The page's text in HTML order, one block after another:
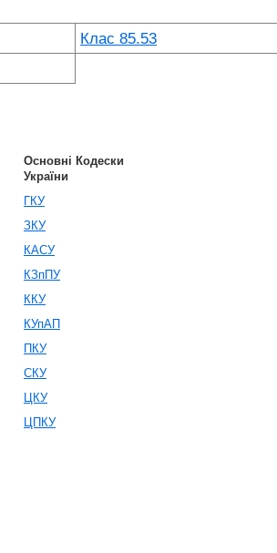
Клас 85.53
Основні Кодески
України
ГКУ
ЗКУ
КАСУ
КЗпПУ
ККУ
КУпАП
ПКУ
СКУ
ЦКУ
ЦПКУ